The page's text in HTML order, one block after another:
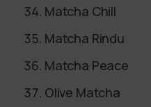
Matcha Chill
Matcha Rindu
Matcha Peace
Olive Matcha